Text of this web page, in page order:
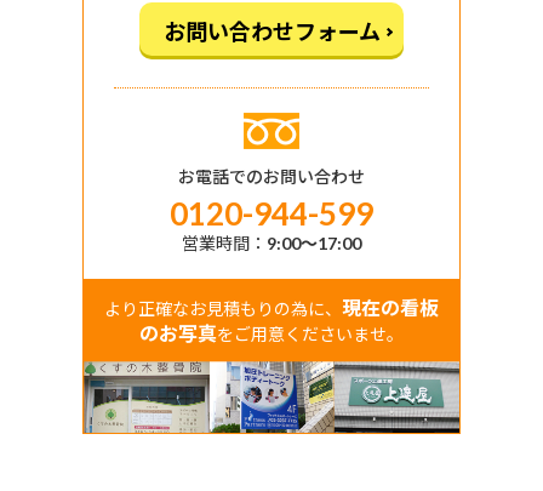
お問い合わせフォーム
お電話でのお問い合わせ
0120-944-599
営業時間： 9:00〜17:00
より正確なお見積もりの為に、 現在の看板
のお写真をご用意くださいませ。